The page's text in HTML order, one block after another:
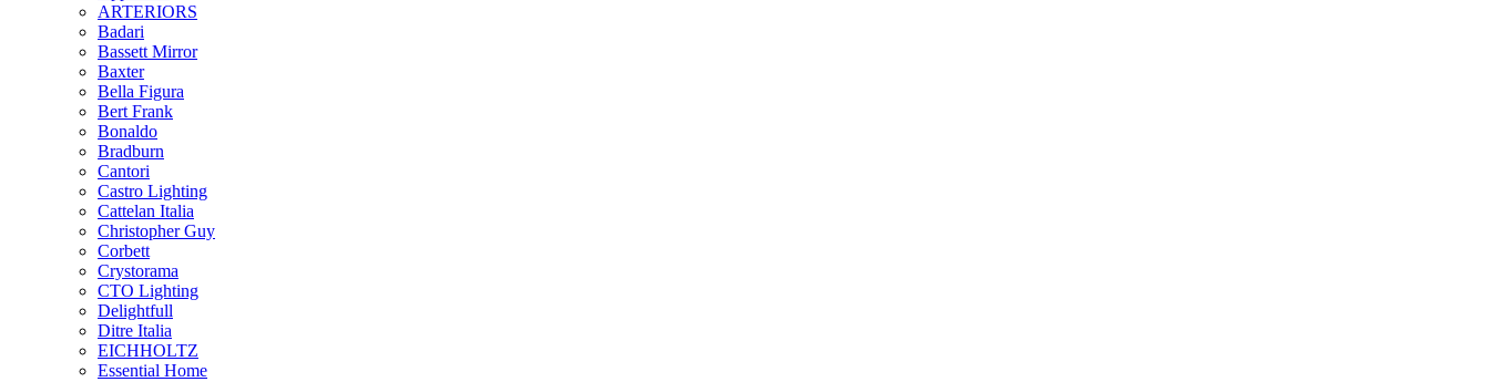
ARTERIORS
Badari
Bassett Mirror
Baxter
Bella Figura
Bert Frank
Bonaldo
Bradburn
Cantori
Castro Lighting
Cattelan Italia
Christopher Guy
Corbett
Crystorama
CTO Lighting
Delightfull
Ditre Italia
EICHHOLTZ
Essential Home